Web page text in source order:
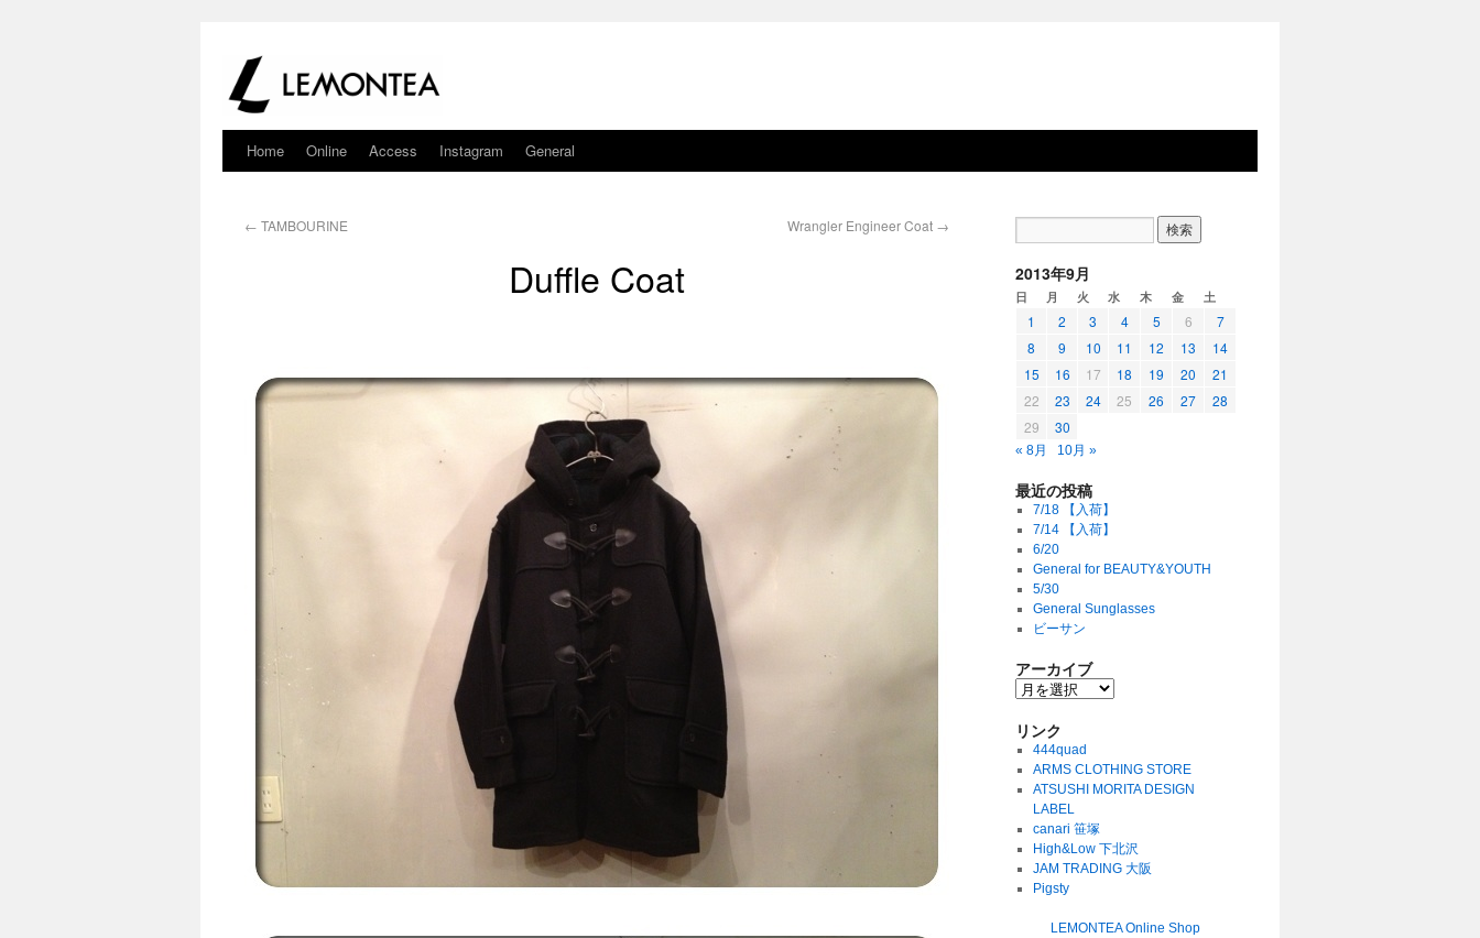
Home Online Access Instagram General
← TAMBOURINE Wrangler Engineer Coat →
Duffle Coat 2013年9月
日 月 火 水 木 金 土
1 2 3 4 5 6
7
8
9 10 11 12 13
14
15
16 17 18 19 20
21
22
23 24 25 26 27
28
29
30
« 8月 10月 »
最近の投稿
7/18 【入荷】
7/14 【入荷】
6/20
General for BEAUTY&YOUTH
5/30
General Sunglasses
ビーサン
アーカイブ
リンク
444quad
ARMS CLOTHING STORE
ATSUSHI MORITA DESIGN
LABEL
canari 笹塚
High&Low 下北沢
JAM TRADING 大阪
Pigsty
LEMONTEA Online Shop